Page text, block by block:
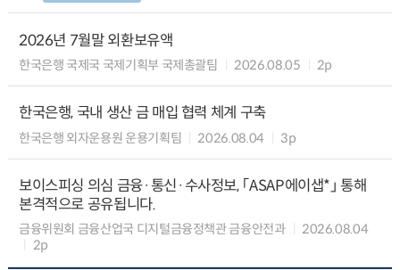
2026년 7월말 외환보유액
한국은행 국제국 국제기획부 국제총괄팀 2026.08.05 2p
한국은행, 국내 생산 금 매입 협력 체계 구축
한국은행 외자운용원 운용기획팀 2026.08.04 3p
보이스피싱 의심 금융·통신·수사정보, 「ASAP에이샙*」 통해
본격적으로 공유됩니다.
금융위원회 금융산업국 디지털금융정책관 금융안전과
2026.08.04
2p